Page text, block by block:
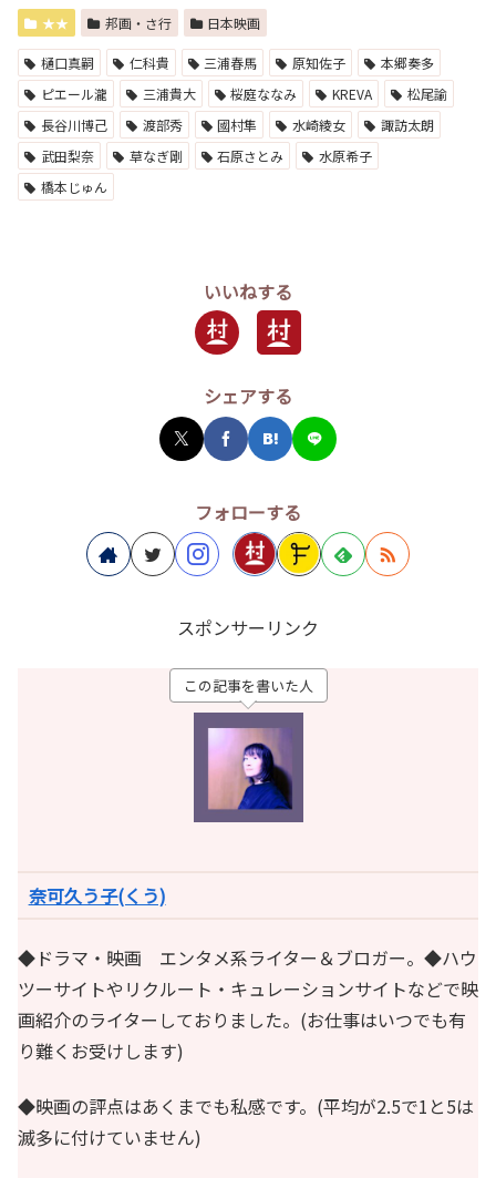
★★ 邦画・さ行 日本映画
樋口真嗣 仁科貴 三浦春馬 原知佐子
本郷奏多
ピエール瀧
三浦貴大 桜庭ななみ KREVA
松尾諭
長谷川博己
渡部秀 國村隼 水崎綾女
諏訪太朗
武田梨奈
草なぎ剛 石原さとみ
水原希子
橋本じゅん
いいねする
シェアする
フォローする
スポンサーリンク
この記事を書いた人
奈可久う子(くう)
◆ドラマ・映画 エンタメ系ライター＆ブロガー。◆ハウ
ツーサイトやリクルート・キュレーションサイトなどで映
画紹介のライターしておりました。(お仕事はいつでも有
り難くお受けします)
◆映画の評点はあくまでも私感です。(平均が2.5で1と5は
滅多に付けていません)